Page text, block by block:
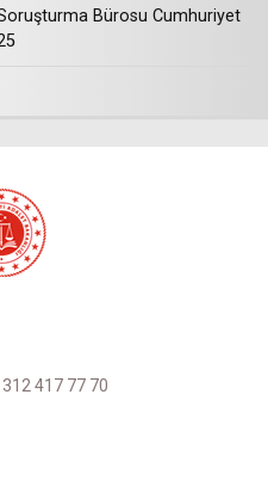
Bürosu Cumhuriyet
417 77 70